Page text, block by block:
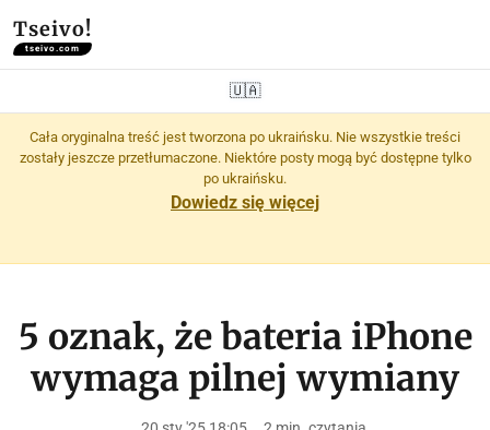
Tseivo!
tseivo.com
🇺🇦
Cała oryginalna treść jest tworzona po ukraińsku. Nie wszystkie treści
zostały jeszcze przetłumaczone. Niektóre posty mogą być dostępne tylko
po ukraińsku.
Dowiedz się więcej
5 oznak, że bateria iPhone
wymaga pilnej wymiany